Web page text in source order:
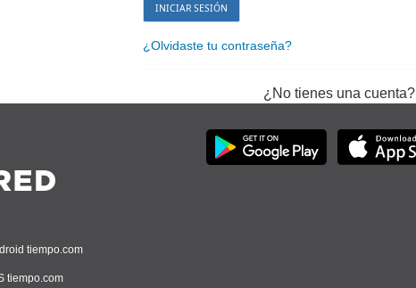
¿Olvidaste tu contraseña?
¿No tienes una cuenta?
tiempo.com
tiempo.com